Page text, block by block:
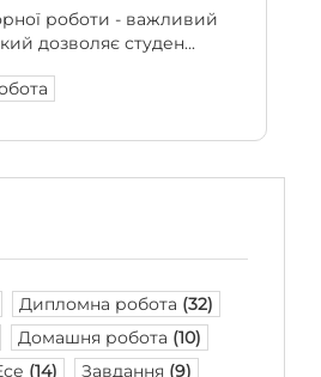
роботи - важливий
дозволяє студен...
Дипломна робота (32)
Домашня робота (10)
(14) Завдання (9)